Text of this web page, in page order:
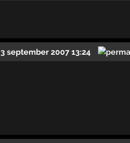
3 september 2007 13:24